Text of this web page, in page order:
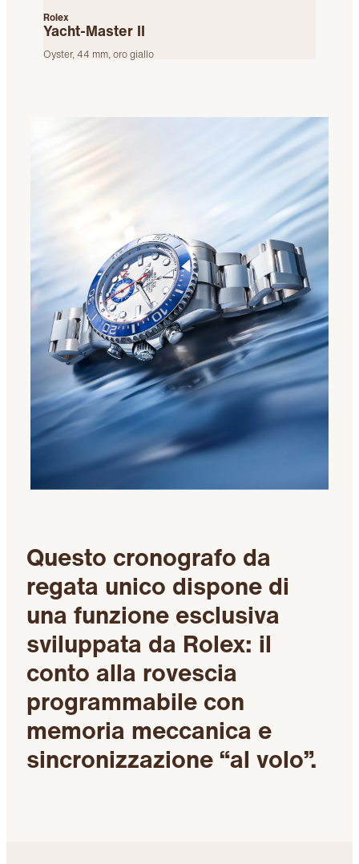
Rolex
Yacht-Master II
Oyster, 44 mm, oro giallo
Questo cronografo da
regata unico dispone di
una funzione esclusiva
sviluppata da Rolex: il
conto alla rovescia
programmabile con
memoria meccanica e
sincronizzazione “al volo”.